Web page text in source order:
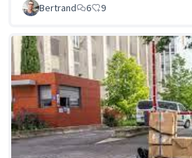
Bertrand
6 9